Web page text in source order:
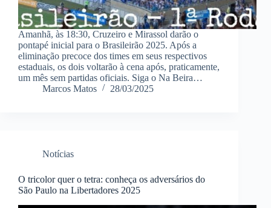
Amanhã, às 18:30, Cruzeiro e Mirassol darão o
pontapé inicial para o Brasileirão 2025. Após a
eliminação precoce dos times em seus respectivos
estaduais, os dois voltarão à cena após, praticamente,
um mês sem partidas oficiais. Siga o Na Beira…
Marcos Matos
28/03/2025
Notícias
O tricolor quer o tetra: conheça os adversários do
São Paulo na Libertadores 2025